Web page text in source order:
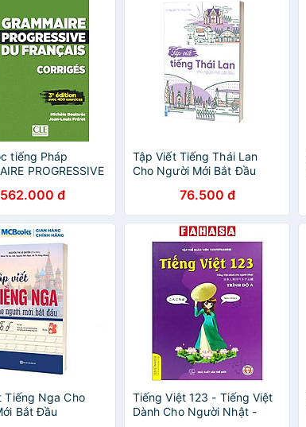
tiếng Pháp
PROGRESSIVE
CORRIGES + APPLI
562.000 đ
Tập Viết Tiếng Thái Lan
Cho Người Mới Bắt Đầu
76.500 đ
Tiếng Nga Cho
Bắt Đầu
Tiếng Việt 123 - Tiếng Việt
Dành Cho Người Nhật -